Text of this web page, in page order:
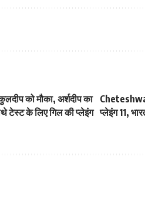
को मौका, अर्शदीप का
टेस्ट के लिए गिल की प्लेइंग प्लेइंग 11,